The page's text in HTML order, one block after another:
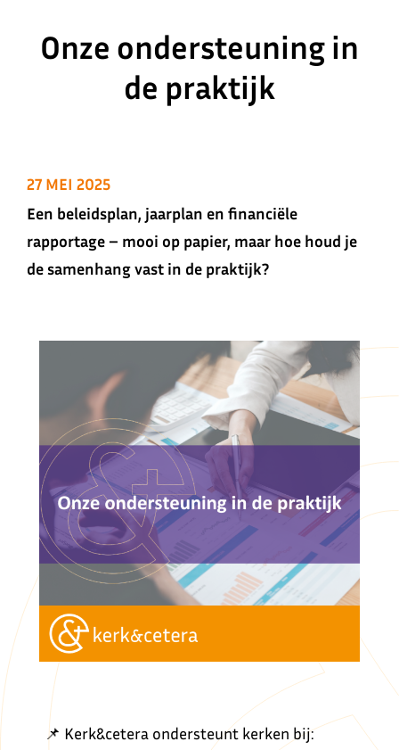
Onze ondersteuning in
de praktijk
27 MEI 2025
Een beleidsplan, jaarplan en financiële
rapportage – mooi op papier, maar hoe houd je
de samenhang vast in de praktijk?
📌 Kerk&cetera ondersteunt kerken bij: